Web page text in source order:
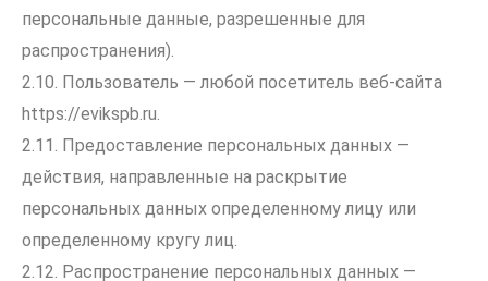
персональные данные, разрешенные для
распространения).
2.10. Пользователь — любой посетитель веб-сайта
https://evikspb.ru.
2.11. Предоставление персональных данных —
действия, направленные на раскрытие
персональных данных определенному лицу или
определенному кругу лиц.
2.12. Распространение персональных данных —